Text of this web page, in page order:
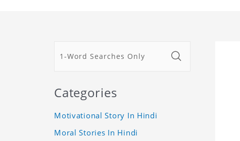
Categories
Motivational Story In Hindi
Moral Stories In Hindi